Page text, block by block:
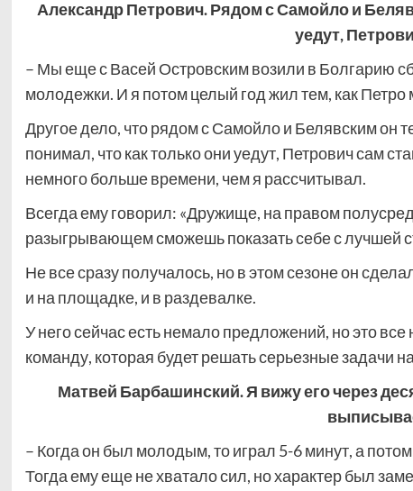
Александр Петрович. Рядом с Самойло и
уедут,
– Мы еще с Васей Островским возили в Болгарию
молодежки. И я потом целый год жил тем, как Петро
Другое дело, что рядом с Самойло и Белявским он
понимал, что как только они уедут, Петрович сам
немного больше времени, чем я рассчитывал.
Всегда ему говорил: «Дружище, на правом
разыгрывающем сможешь показать себе с лучшей
Не все сразу получалось, но в этом сезоне он
и на площадке, и в раздевалке.
У него сейчас есть немало предложений, но это
команду, которая будет решать серьезные задачи
Матвей Барбашинский. Я вижу его через
– Когда он был молодым, то играл 5-6 минут, а
Тогда ему еще не хватало сил, но характер был